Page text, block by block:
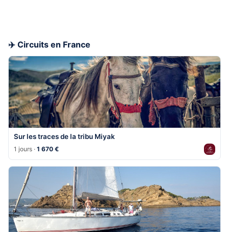
✈️ Circuits en France
Sur les traces de la tribu Miyak
1 jours ·1 670 €